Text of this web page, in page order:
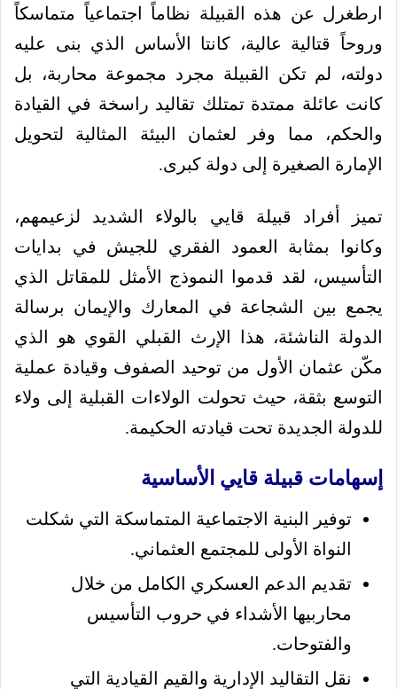
ارطغرل عن هذه القبيلة نظاماً اجتماعياً متماسكاً
وروحاً قتالية عالية، كانتا الأساس الذي بنى عليه
دولته، لم تكن القبيلة مجرد مجموعة محاربة، بل
كانت عائلة ممتدة تمتلك تقاليد راسخة في القيادة
والحكم، مما وفر لعثمان البيئة المثالية لتحويل
الإمارة الصغيرة إلى دولة كبرى.
تميز أفراد قبيلة قايي بالولاء الشديد لزعيمهم،
وكانوا بمثابة العمود الفقري للجيش في بدايات
التأسيس، لقد قدموا النموذج الأمثل للمقاتل الذي
يجمع بين الشجاعة في المعارك والإيمان برسالة
الدولة الناشئة، هذا الإرث القبلي القوي هو الذي
مكّن عثمان الأول من توحيد الصفوف وقيادة عملية
التوسع بثقة، حيث تحولت الولاءات القبلية إلى ولاء
للدولة الجديدة تحت قيادته الحكيمة.
إسهامات قبيلة قايي الأساسية
توفير البنية الاجتماعية المتماسكة التي شكلت
النواة الأولى للمجتمع العثماني.
تقديم الدعم العسكري الكامل من خلال
محاربيها الأشداء في حروب التأسيس
والفتوحات.
نقل التقاليد الإدارية والقيم القيادية التي